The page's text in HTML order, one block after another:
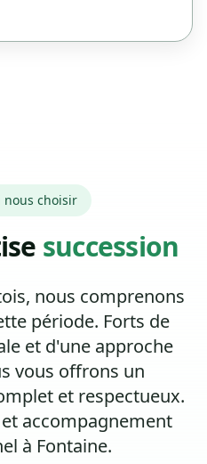
nous choisir
succession
nous comprenons
période. Forts de
et d'une approche
vous offrons un
et respectueux.
accompagnement
à Fontaine.